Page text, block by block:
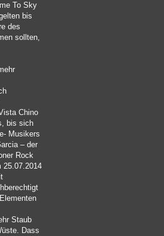
To Sky
bis
des
sollten,
Chino
bis sich
Musikers
– der
Rock
25.07.2014
Staub
Dass